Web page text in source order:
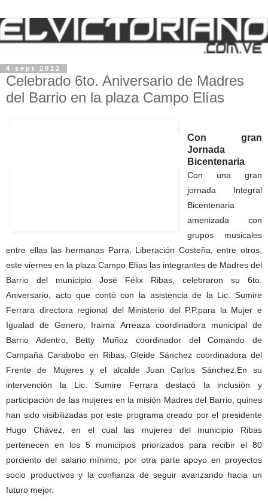
4 sept 2012
Celebrado 6to. Aniversario de Madres
del Barrio en la plaza Campo Elías
Con gran
Jornada
Bicentenaria
Con una gran
jornada Integral
Bicentenaria
amenizada con
grupos musicales
entre ellas las hermanas Parra, Liberación Costeña, entre otros,
este viernes en la plaza Campo Elías las integrantes de Madres del
Barrio del municipio José Félix Ribas, celebraron su 6to.
Aniversario, acto que contó con la asistencia de la Lic. Sumire
Ferrara directora regional del Ministerio del P.P.para la Mujer e
Igualad de Genero, Iraima Arreaza coordinadora municipal de
Barrio Adentro, Betty Muñoz coordinador del Comando de
Campaña Carabobo en Ribas, Gleide Sánchez coordinadora del
Frente de Mujeres y el alcalde Juan Carlos Sánchez.En su
intervención la Lic. Sumire Ferrara destacó la inclusión y
participación de las mujeres en la misión Madres del Barrio, quines
han sido visibilizadas por este programa creado por el presidente
Hugo Chávez, en el cual las mujeres del municipio Ribas
pertenecen en los 5 municipios priorizados para recibir el 80
porciento del salario mínimo, por otra parte apoyo en proyectos
socio productivos y la confianza de seguir avanzando hacia un
futuro mejor.